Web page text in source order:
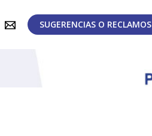
SUGERENCIAS O RECLAMOS